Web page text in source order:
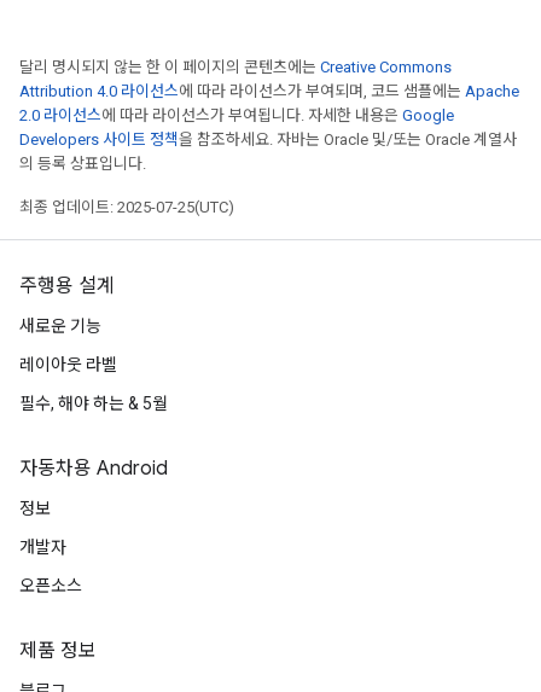
달리 명시되지 않는 한 이 페이지의 콘텐츠에는 Creative Commons
Attribution 4.0 라이선스에 따라 라이선스가 부여되며, 코드 샘플에는 Apache
2.0 라이선스에 따라 라이선스가 부여됩니다. 자세한 내용은 Google
Developers 사이트 정책을 참조하세요. 자바는 Oracle 및/또는 Oracle 계열사
의 등록 상표입니다.
최종 업데이트: 2025-07-25(UTC)
주행용 설계
새로운 기능
레이아웃 라벨
필수, 해야 하는 & 5월
자동차용 Android
정보
개발자
오픈소스
제품 정보